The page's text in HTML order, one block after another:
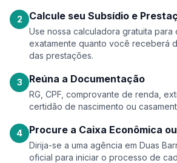
2 Calcule seu Subsídio e
Use nossa calculadora gratuita para
exatamente quanto você receberá
das prestações.
3 Reúna a Documentação
RG, CPF, comprovante de renda,
certidão de nascimento ou
4 Procure a Caixa Econômica
Dirija-se a uma agência em Duas
oficial para iniciar o processo de